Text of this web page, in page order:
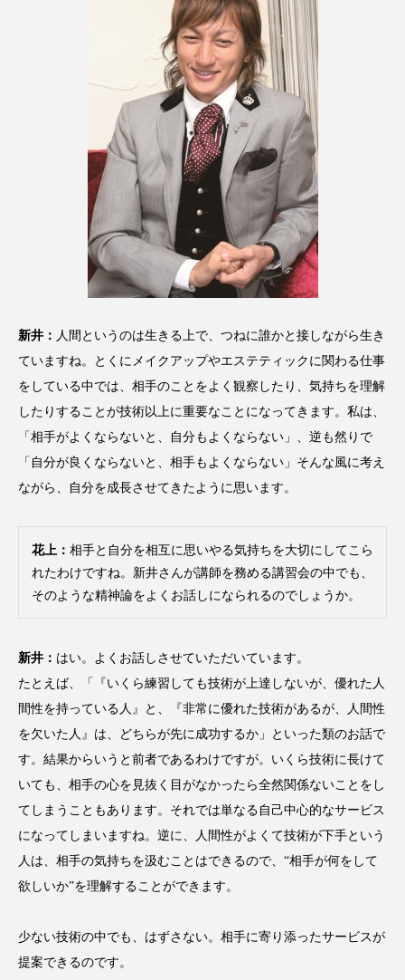
新井： 人間というのは生きる上で、つねに誰かと接しながら生き
ていますね。とくにメイクアップやエステティックに関わる仕事
をしている中では、相手のことをよく観察したり、気持ちを理解
したりすることが技術以上に重要なことになってきます。私は、
「相手がよくならないと、自分もよくならない」、逆も然りで
「自分が良くならないと、相手もよくならない」そんな風に考え
ながら、自分を成長させてきたように思います。
花上： 相手と自分を相互に思いやる気持ちを大切にしてこら
れたわけですね。新井さんが講師を務める講習会の中でも、
そのような精神論をよくお話しになられるのでしょうか。
新井： はい。よくお話しさせていただいています。
たとえば、「『いくら練習しても技術が上達しないが、優れた人
間性を持っている人』と、『非常に優れた技術があるが、人間性
を欠いた人』は、どちらが先に成功するか」といった類のお話で
す。結果からいうと前者であるわけですが。いくら技術に長けて
いても、相手の心を見抜く目がなかったら全然関係ないことをし
てしまうこともあります。それでは単なる自己中心的なサービス
になってしまいますね。逆に、人間性がよくて技術が下手という
人は、相手の気持ちを汲むことはできるので、“相手が何をして
欲しいか”を理解することができます。
少ない技術の中でも、はずさない。相手に寄り添ったサービスが
提案できるのです。